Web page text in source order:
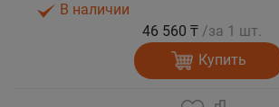
В наличии
46 560 ₸ /за 1 шт.
Купить